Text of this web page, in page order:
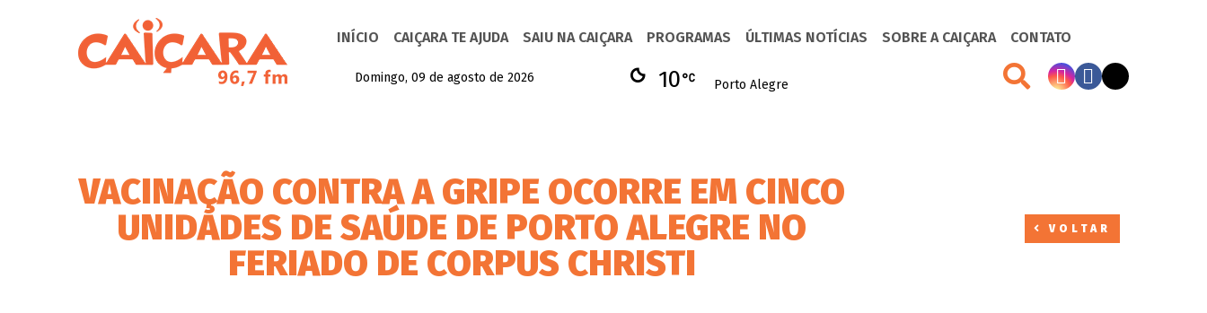
INÍCIO CAIÇARA TE AJUDA SAIU NA CAIÇARA PROGRAMAS ÚLTIMAS NOTÍCIAS SOBRE A CAIÇARA CONTATO
Domingo, 09 de agosto de 2026 Porto Alegre
10
VOLTAR
VACINAÇÃO CONTRA A GRIPE OCORRE EM CINCO
UNIDADES DE SAÚDE DE PORTO ALEGRE NO
FERIADO DE CORPUS CHRISTI